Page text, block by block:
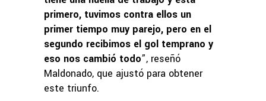
primero, tuvimos contra ellos un
primer tiempo muy parejo, pero en el
segundo recibimos el gol temprano y
eso nos cambió todo”, reseñó
Maldonado, que ajustó para obtener
este triunfo.